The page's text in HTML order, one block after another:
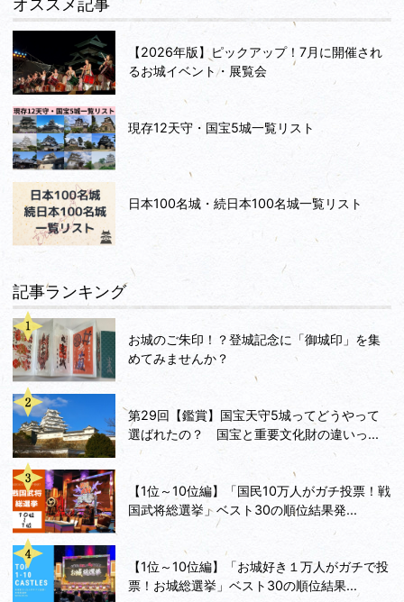
オススメ記事
【2026年版】ピックアップ！7月に開催され
るお城イベント・展覧会
現存12天守・国宝5城一覧リスト
日本100名城・続日本100名城一覧リスト
記事ランキング
お城のご朱印！？登城記念に「御城印」を集
めてみませんか？
第29回【鑑賞】国宝天守5城ってどうやって
選ばれたの？ 国宝と重要文化財の違いっ...
【1位～10位編】「国民10万人がガチ投票！戦
国武将総選挙」ベスト30の順位結果発...
【1位～10位編】「お城好き１万人がガチで投
票！お城総選挙」ベスト30の順位結果...